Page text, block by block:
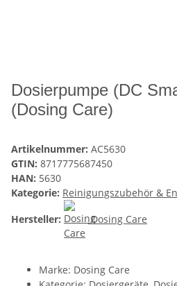
Dosierpumpe (DC
(Dosing Care)
Artikelnummer: AC5630
GTIN: 8717775687450
HAN: 5630
Kategorie: Reinigungszubehör &
Hersteller:
Dosing Care
Marke: Dosing Care